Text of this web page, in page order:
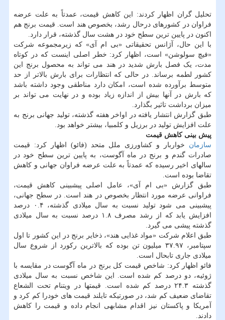
تحلیل گران اظهار کردند: این کاهش قیمت، عمدتاً به علت عرضه
فراوان در کشورهای درحال رشد، بخصوص هند است. قیمت برنج هم
اکنون در پایین ترین سطح خود در هشت سال گذشته، قرار دارد.
با این حال، آژانس تحقیقاتی «بی ام آی» که زیرمجموعه شرکت
«فیچ سولوشن» است، اظهار کرد: خطر اصلی اینست که در کوتاه
مدت، یک فصل بارش شدید در هند می تواند به محصول برنج این
کشور لطمه برساند. در حالی که انتظارات برای بارش بالاتر از حد
متوسط برآورده شده است، امکان دارد مناطقی وجود داشته باشد
که بارش در آنها بیش از اندازه زیاد بوده و در نهایت می تواند بر
میزان برداشت تاثیر بگذارد.
طبق گزارش انتشار یافته در اواخر هفته گذشته، تولید جهانی برنج به
علت افزایش تولید در برزیل و کلمبیا، بیشتر خواهد بود.
پیش بینی کاهش قیمت
سازمان خواربار و کشاورزی ملل متحد (فائو) اظهار کرد: قیمت
صادرات گندم و برنج در ماه آگوست، به پایین ترین سطح خود در
سالهای اخیر رسیده که عمدتاً به علت عرضه فراوان جهانی و کاهش
تقاضا بوده است.
طبق گزارش «بی ام آی»، عامل اصلی پیشبینی کاهش قیمت،
فراوانی عرضه مورد انتظار بخصوص در هند است. در سطح جهانی،
پیشبینی می شود تولید نسبت به سال میلادی گذشته، ۰.۴ درصد
افزایش یابد که از رشد مصرف ۱.۸ درصد نسبت به سال میلادی
گذشته پیشی می گیرد.
طبق اعلام شرکت «مواد غذایی هند»، ذخایر برنج در این کشور تا اول
سپتامبر، ۳۷.۹۷ میلیون تن بوده که بالاترین رکورد از شروع سال
میلادی جاری تابحال است.
فائو اظهار کرد: شاخص قیمت کل برنج در ماه آگوست در مقایسه با
ژوئیه، دو درصد کم شده است. این شاخص نسبت به سال میلادی
گذشته ۲۴.۳ درصد کم شده است. قیمتها در ویتنام تحت الشعاع
تقاضای ضعیف کم شد، در صورتیکه تایلند قیمت های خودرا کم کرد و
آمریکا و پاکستان نیز اقدام مشابهی انجام داده و قیمت را کاهش
دادند.